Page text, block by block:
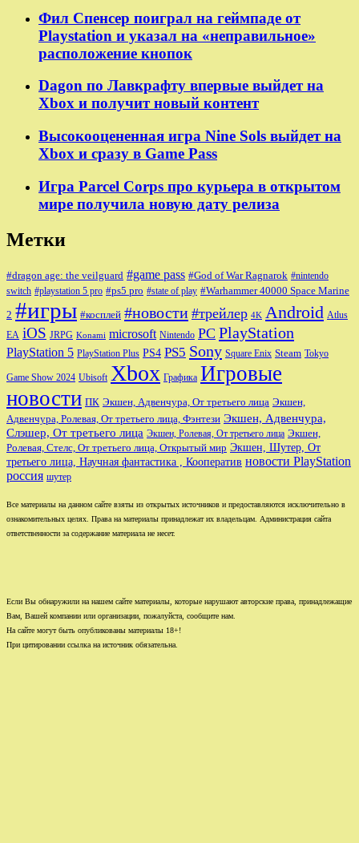
Фил Спенсер поиграл на геймпаде от
Playstation и указал на «неправильное»
расположение кнопок
Dagon по Лавкрафту впервые выйдет на
Xbox и получит новый контент
Высокооцененная игра Nine Sols выйдет на
Xbox и сразу в Game Pass
Игра Parcel Corps про курьера в открытом
мире получила новую дату релиза
Метки
#dragon age: the veilguard #game pass #God of War Ragnarok #nintendo
switch #playstation 5 pro #ps5 pro #state of play #Warhammer 40000 Space Marine
2 #игры #косплей #новости #трейлер 4K Android Atlus
EA iOS JRPG Konami microsoft Nintendo PC PlayStation
PlayStation 5 PlayStation Plus PS4 PS5 Sony Square Enix Steam Tokyo
Game Show 2024 Ubisoft Xbox Графика Игровые
новости ПК Экшен, Адвенчура, От третьего лица Экшен,
Адвенчура, Ролевая, От третьего лица, Фэнтези Экшен, Адвенчура,
Слэшер, От третьего лица Экшен, Ролевая, От третьего лица Экшен,
Ролевая, Стелс, От третьего лица, Открытый мир Экшен, Шутер, От
третьего лица, Научная фантастика , Кооператив новости PlayStation
россия шутер
Все материалы на данном сайте взяты из открытых источников и предоставляются исключительно в
ознакомительных целях. Права на материалы принадлежат их владельцам. Администрация сайта
ответственности за содержание материала не несет.
Если Вы обнаружили на нашем сайте материалы, которые нарушают авторские права, принадлежащие
Вам, Вашей компании или организации, пожалуйста, сообщите нам.
На сайте могут быть опубликованы материалы 18+!
При цитировании ссылка на источник обязательна.